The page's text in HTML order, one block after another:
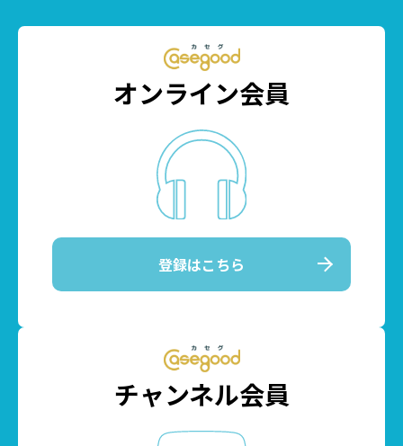
オンライン会員
登録はこちら
チャンネル会員